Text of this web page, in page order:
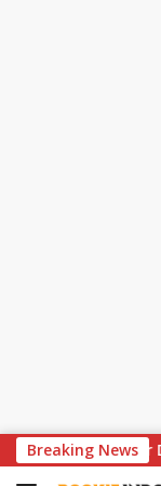
k
Breaking News
Bayern Berakhir